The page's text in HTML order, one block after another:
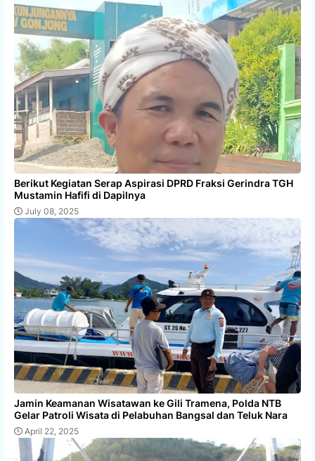
Berikut Kegiatan Serap Aspirasi DPRD Fraksi Gerindra TGH
Mustamin Hafifi di Dapilnya
July 08, 2025
Jamin Keamanan Wisatawan ke Gili Tramena, Polda NTB
Gelar Patroli Wisata di Pelabuhan Bangsal dan Teluk Nara
April 22, 2025